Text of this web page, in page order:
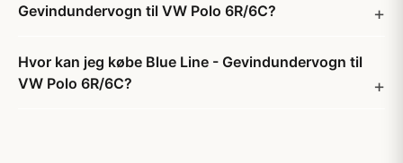
Gevindundervogn til VW Polo 6R/6C?
Hvor kan jeg købe Blue Line - Gevindundervogn til
VW Polo 6R/6C?